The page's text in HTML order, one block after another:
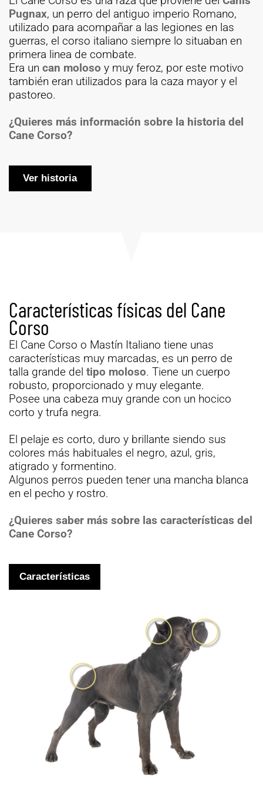
Pugnax, un perro del antiguo imperio Romano,
utilizado para acompañar a las legiones en las
guerras, el corso italiano siempre lo situaban en
primera linea de combate.
Era un can moloso y muy feroz, por este motivo
también eran utilizados para la caza mayor y el
pastoreo.
¿Quieres más información sobre la historia del
Cane Corso?
Ver historia
Características físicas del Cane
Corso
El Cane Corso o Mastín Italiano tiene unas
características muy marcadas, es un perro de
talla grande del tipo moloso. Tiene un cuerpo
robusto, proporcionado y muy elegante.
Posee una cabeza muy grande con un hocico
corto y trufa negra.
El pelaje es corto, duro y brillante siendo sus
colores más habituales el negro, azul, gris,
atigrado y formentino.
Algunos perros pueden tener una mancha blanca
en el pecho y rostro.
¿Quieres saber más sobre las características del
Cane Corso?
Características